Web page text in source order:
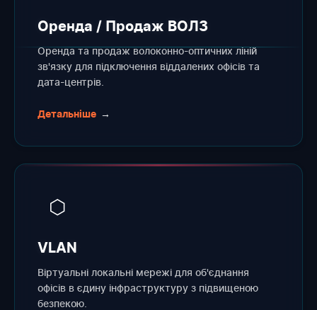
Оренда / Продаж ВОЛЗ
Оренда та продаж волоконно-оптичних ліній
зв'язку для підключення віддалених офісів та
дата-центрів.
Детальніше →
⬡
VLAN
Віртуальні локальні мережі для об'єднання
офісів в єдину інфраструктуру з підвищеною
безпекою.